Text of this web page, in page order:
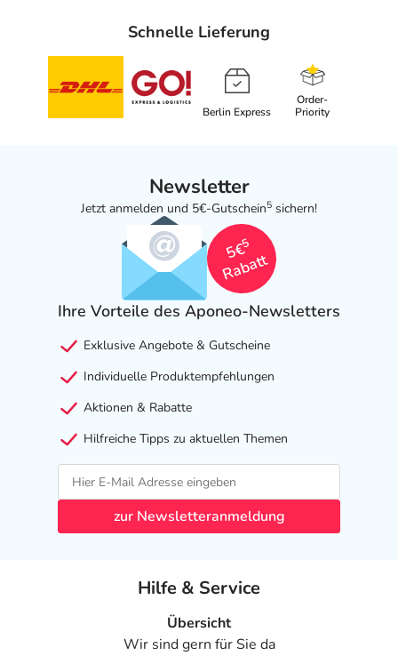
Schnelle Lieferung
Berlin Express
Order-
Priority
Newsletter
Jetzt anmelden und 5€-Gutschein5 sichern!
5€
5
Rabatt
Ihre Vorteile des Aponeo-Newsletters
Exklusive Angebote & Gutscheine
Individuelle Produktempfehlungen
Aktionen & Rabatte
Hilfreiche Tipps zu aktuellen Themen
zur Newsletteranmeldung
Hilfe & Service
Übersicht
Wir sind gern für Sie da